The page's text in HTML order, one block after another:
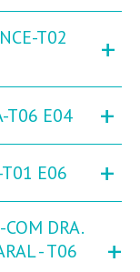
T02
+
T06 E04 +
T01 E06 +
DRA.
- T06
+